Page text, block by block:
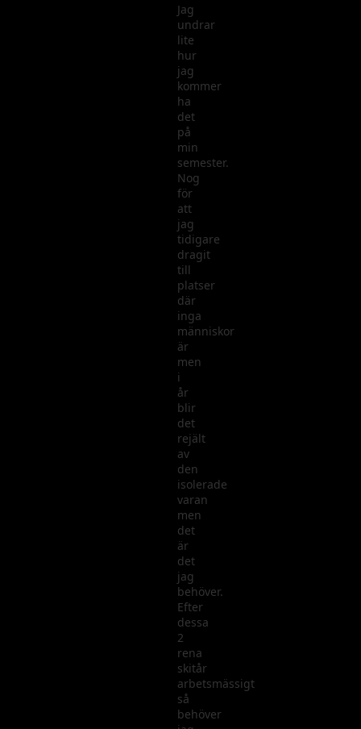
Jag
undrar
lite
hur
jag
kommer
ha
det
på
min
semester.
Nog
för
att
jag
tidigare
dragit
till
platser
där
inga
människor
är
men
i
år
blir
det
rejält
av
den
isolerade
varan
men
det
är
det
jag
behöver.
Efter
dessa
2
rena
skitår
arbetsmässigt
så
behöver